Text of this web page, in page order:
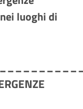
luoghi di